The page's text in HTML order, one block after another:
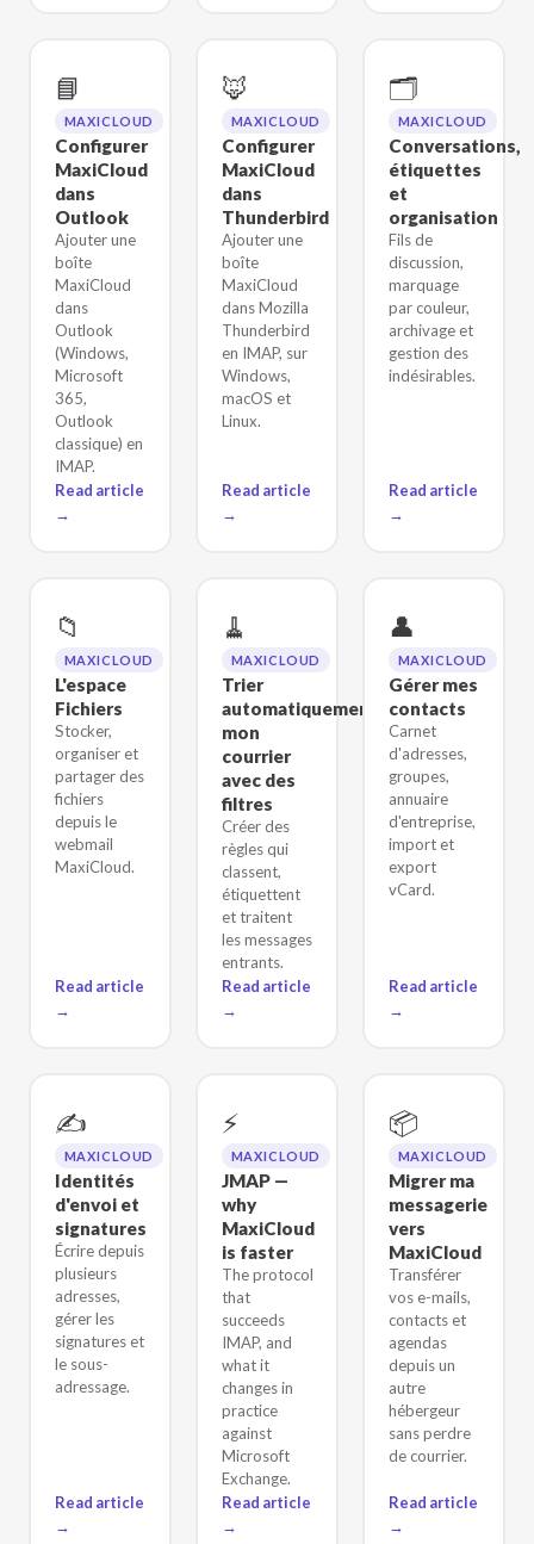
📘
MAXICLOUD
Configurer
MaxiCloud
dans
Outlook
Ajouter une
boîte
MaxiCloud
dans
Outlook
(Windows,
Microsoft
365,
Outlook
classique) en
IMAP.
Read article
→
🦊
MAXICLOUD
Configurer
MaxiCloud
dans
Thunderbird
Ajouter une
boîte
MaxiCloud
dans Mozilla
Thunderbird
en IMAP, sur
Windows,
macOS et
Linux.
Read article
→
🗂️
MAXICLOUD
Conversations,
étiquettes
et
organisation
Fils de
discussion,
marquage
par couleur,
archivage et
gestion des
indésirables.
Read article
→
📁
MAXICLOUD
L'espace
Fichiers
Stocker,
organiser et
partager des
fichiers
depuis le
webmail
MaxiCloud.
Read article
→
🧹
MAXICLOUD
Trier
automatiquement
mon
courrier
avec des
filtres
Créer des
règles qui
classent,
étiquettent
et traitent
les messages
entrants.
Read article
→
👤
MAXICLOUD
Gérer mes
contacts
Carnet
d'adresses,
groupes,
annuaire
d'entreprise,
import et
export
vCard.
Read article
→
✍️
MAXICLOUD
Identités
d'envoi et
signatures
Écrire depuis
plusieurs
adresses,
gérer les
signatures et
le sous-
adressage.
Read article
→
⚡
MAXICLOUD
JMAP —
why
MaxiCloud
is faster
The protocol
that
succeeds
IMAP, and
what it
changes in
practice
against
Microsoft
Exchange.
Read article
→
📦
MAXICLOUD
Migrer ma
messagerie
vers
MaxiCloud
Transférer
vos e-mails,
contacts et
agendas
depuis un
autre
hébergeur
sans perdre
de courrier.
Read article
→